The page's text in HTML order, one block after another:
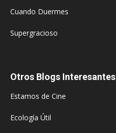
Cuando Duermes
Supergracioso
Otros Blogs Interesantes
Estamos de Cine
Ecología Útil